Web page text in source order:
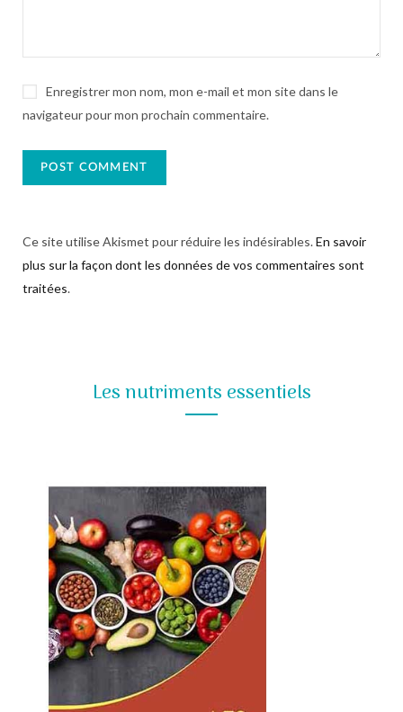
Enregistrer mon nom, mon e-mail et mon site dans le
navigateur pour mon prochain commentaire.
Ce site utilise Akismet pour réduire les indésirables.En savoir
plus sur la façon dont les données de vos commentaires sont
traitées.
Les nutriments essentiels